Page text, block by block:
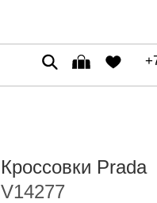
Кроссовки Prada
V14277